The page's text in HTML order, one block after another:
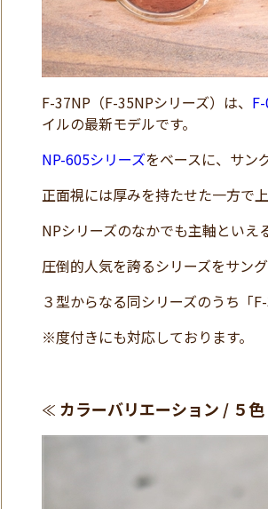
F-37NP（F-35NPシリーズ）は、
イルの最新モデルです。
NP-605シリーズをベースに、サン
正面視には厚みを持たせた一方で
NPシリーズのなかでも主軸といえ
圧倒的人気を誇るシリーズをサン
３型からなる同シリーズのうち「
※度付きにも対応しております。
≪ カラーバリエーション / ５色